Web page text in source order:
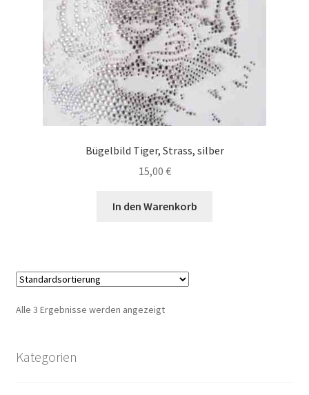
Bügelbild Tiger, Strass, silber
15,00 €
In den Warenkorb
Alle 3 Ergebnisse werden angezeigt
Kategorien